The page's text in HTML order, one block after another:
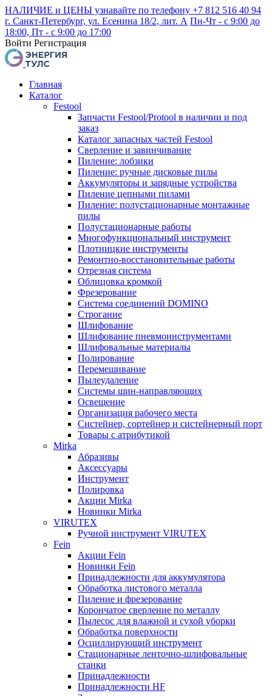
НАЛИЧИЕ и ЦЕНЫ узнавайте по телефону +7 812 516 40 94
г. Санкт-Петербург, ул. Есенина 18/2, лит. А Пн-Чт - с 9:00 до
18:00, Пт - с 9:00 до 17:00
Войти Регистрация
Главная
Каталог
Festool
Запчасти Festool/Protool в наличии и под
заказ
Каталог запасных частей Festool
Сверление и завинчивание
Пиление: лобзики
Пиление: ручные дисковые пилы
Аккумуляторы и зарядные устройства
Пиление цепными пилами
Пиление: полустационарные монтажные
пилы
Полустационарные работы
Многофункциональный инструмент
Плотницкие инструменты
Ремонтно-восстановительные работы
Отрезная система
Облицовка кромкой
Фрезерование
Система соединений DOMINO
Строгание
Шлифование
Шлифование пневмоинструментами
Шлифовальные материалы
Полирование
Перемешивание
Пылеудаление
Системы шин-направляющих
Освещение
Организация рабочего места
Систейнер, сортейнер и систейнерный порт
Товары с атрибутикой
Mirka
Абразивы
Аксессуары
Инструмент
Полировка
Акции Mirka
Новинки Mirka
VIRUTEX
Ручной инструмент VIRUTEX
Fein
Акции Fein
Новинки Fein
Принадлежности для аккумулятора
Обработка листового металла
Пиление и фрезерование
Корончатое сверление по металлу
Пылесос для влажной и сухой уборки
Обработка поверхности
Осциллирующий инструмент
Стационарные ленточно-шлифовальные
станки
Принадлежности
Принадлежности HF